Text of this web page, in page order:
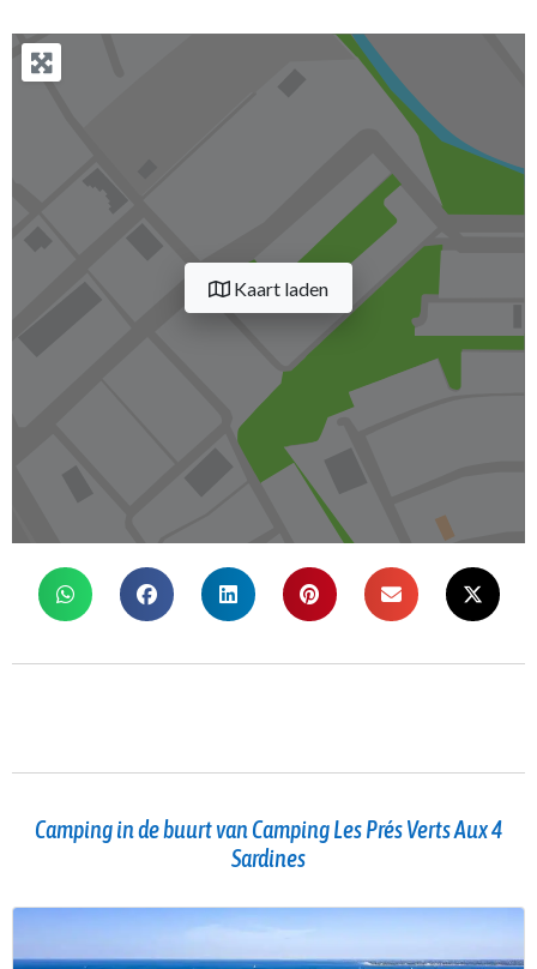
Kaart laden
Camping in de buurt van Camping Les Prés Verts Aux 4
Sardines